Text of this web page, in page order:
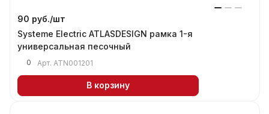
90 руб./шт
Systeme Electric ATLASDESIGN рамка 1-я
универсальная песочный
0 Арт. ATN001201
В корзину